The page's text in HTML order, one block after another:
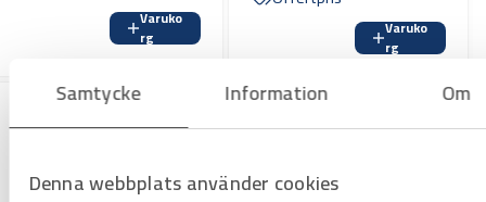
Samtycke Information Om
Denna webbplats använder cookies
Varuko
rg Varuko
rg